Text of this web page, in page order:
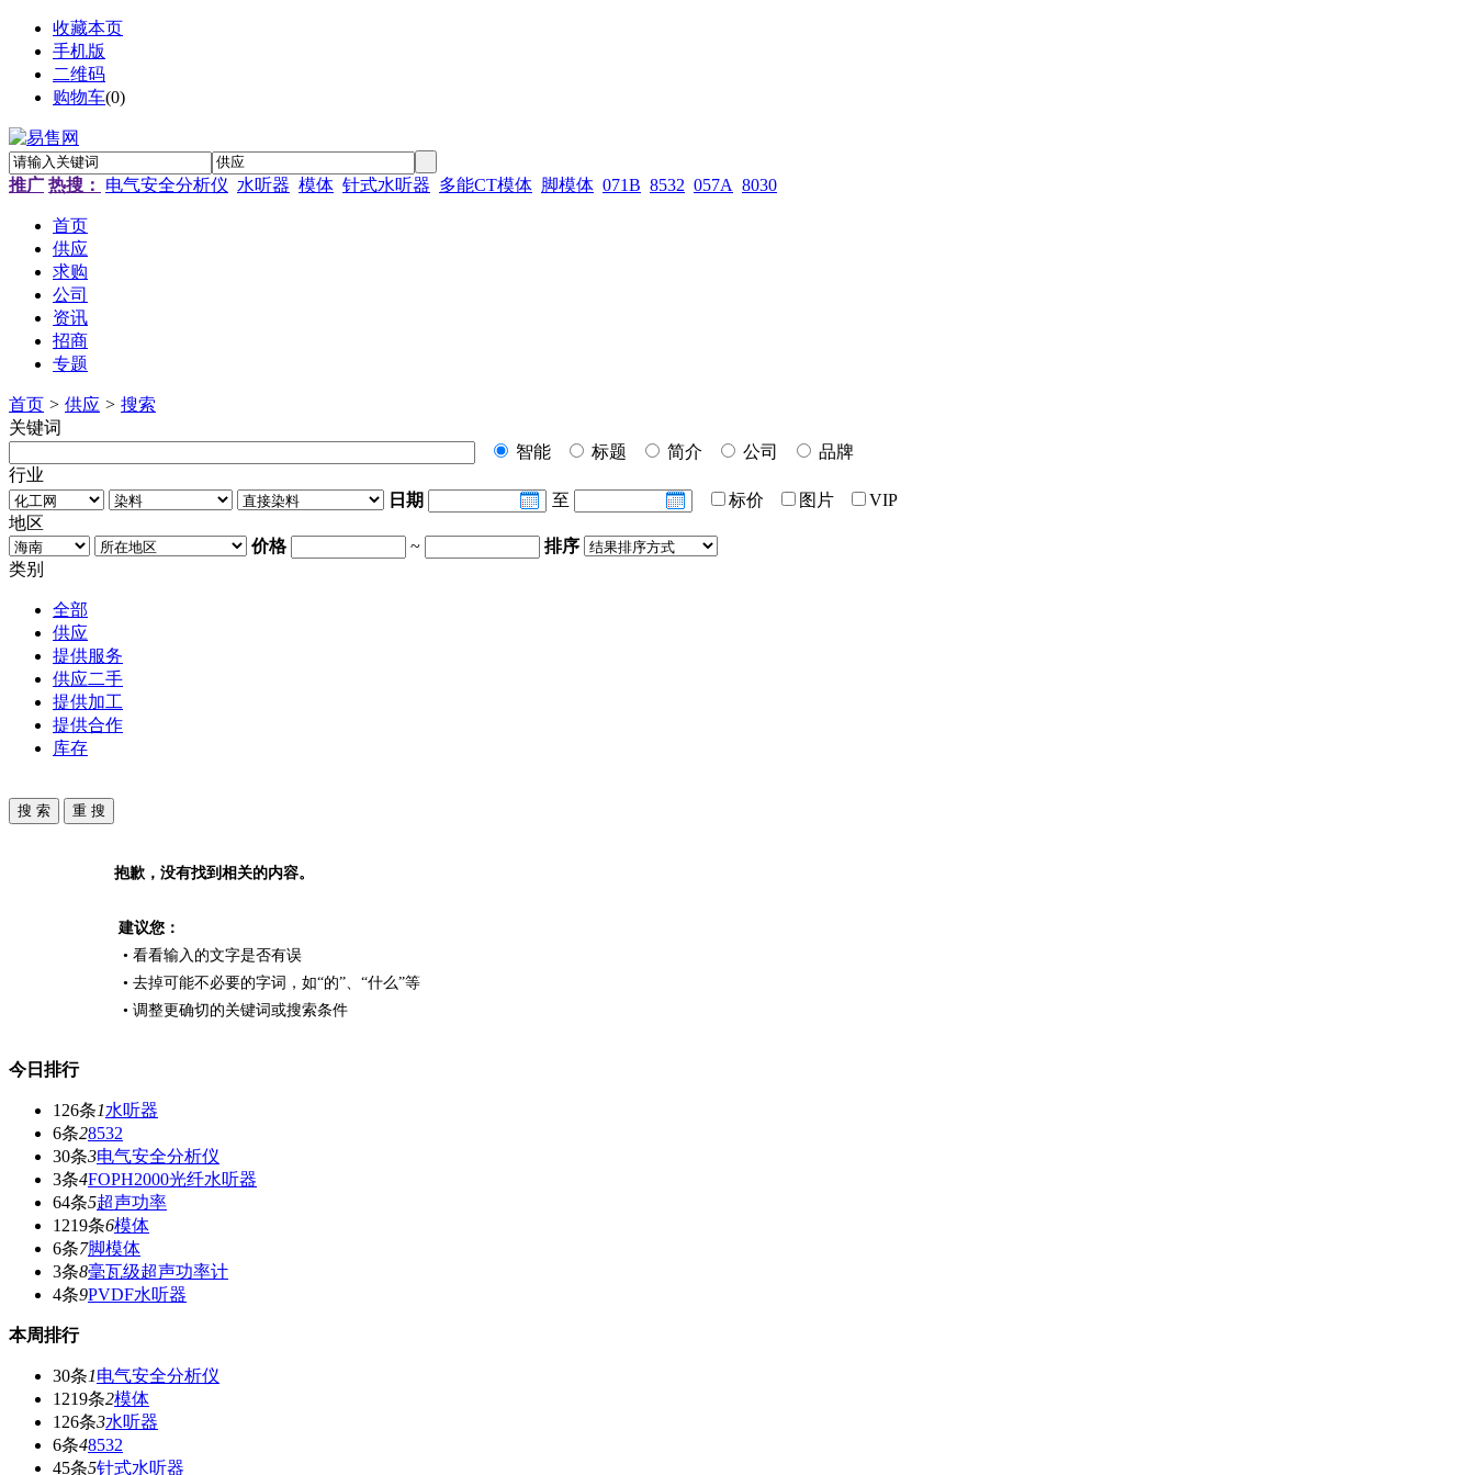
收藏本页
手机版
二维码
购物车(0)
推广 热搜： 电气安全分析仪 水听器 模体 针式水听器 多能CT模体 脚模体 071B 8532 057A 8030
首页
供应
求购
公司
资讯
招商
专题
首页 > 供应 > 搜索
关键词
智能
标题 简介 公司
品牌
行业
日期
至 标价 图片
VIP
地区
价格
~
排序
类别
全部
供应
提供服务
供应二手
提供加工
提供合作
库存
抱歉，没有找到相关的内容。
建议您：
• 看看输入的文字是否有误
• 去掉可能不必要的字词，如“的”、“什么”等
• 调整更确切的关键词或搜索条件
今日排行
126条1水听器
6条28532
30条3电气安全分析仪
3条4FOPH2000光纤水听器
64条5超声功率
1219条6模体
6条7脚模体
3条8毫瓦级超声功率计
4条9PVDF水听器
本周排行
30条1电气安全分析仪
1219条2模体
126条3水听器
6条48532
45条5针式水听器